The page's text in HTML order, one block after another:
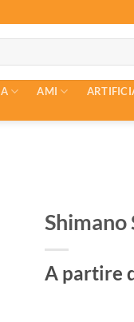
AMI
Shimano
A partire